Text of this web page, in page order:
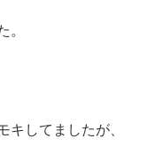
。
キしてましたが、